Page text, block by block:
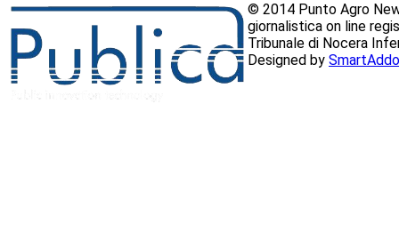
© 2014 Punto Agro
giornalistica on line
Tribunale di Nocera
Designed by